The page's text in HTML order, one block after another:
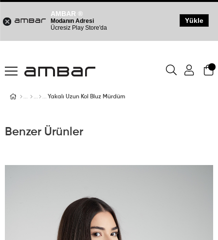
Yakalı Uzun Kol Bluz Mürdüm
Benzer Ürünler
AMBAR ®
Modanın Adresi
Ücresiz Play Store'da
Yükle